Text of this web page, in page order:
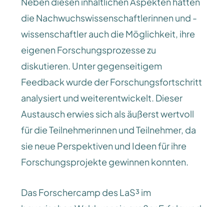
die Nachwuchswissenschaftlerinnen und -
wissenschaftler auch die Möglichkeit, ihre
eigenen Forschungsprozesse zu
diskutieren. Unter gegenseitigem
Feedback wurde der Forschungsfortschritt
analysiert und weiterentwickelt. Dieser
Austausch erwies sich als äußerst wertvoll
für die Teilnehmerinnen und Teilnehmer, da
sie neue Perspektiven und Ideen für ihre
Forschungsprojekte gewinnen konnten.
Das Forschercamp des LaS³ im